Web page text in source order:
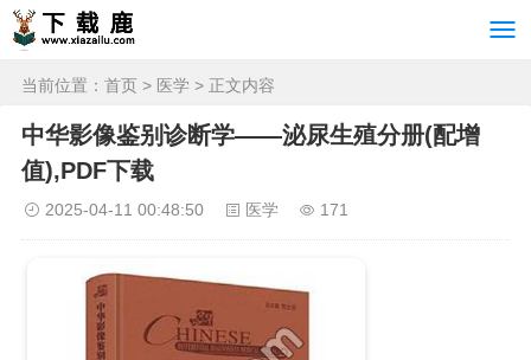
当前位置： 首页 > 医学 > 正文内容
中华影像鉴别诊断学——泌尿生殖分册(配增
值),PDF下载
2025-04-11 00:48:50 医学 171